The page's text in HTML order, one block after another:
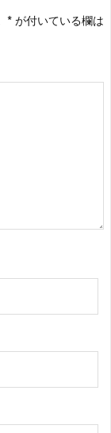
* が付いている欄は